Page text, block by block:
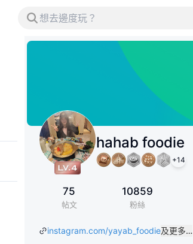
hahab foodie
+14
75
帖文
10859
粉絲
instagram.com/yayab_foodie及更多…